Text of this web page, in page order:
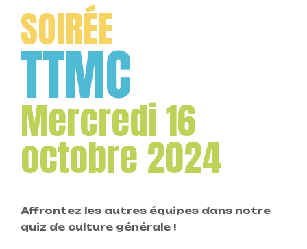
SOIRÉE
TTMC
Mercredi 16
octobre 2024
Affrontez les autres équipes dans notre
quiz de culture générale !